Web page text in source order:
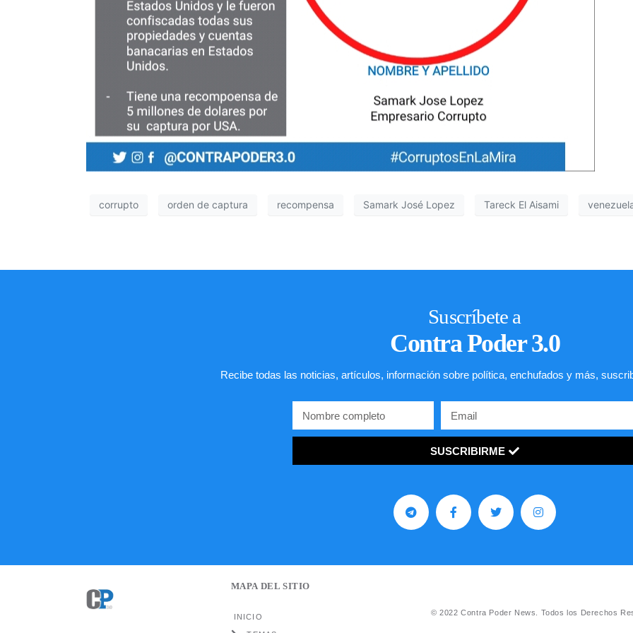
corrupto orden de captura recompensa Samark José Lopez Tareck El Aisami
Suscríbete a
Contra Poder 3.0
Recibe todas las noticias, artículos, información sobre política, enchufados y más,
SUSCRIBIRME
MAPA DEL SITIO
INICIO © 2022 Contra Poder News. Todos los Derechos